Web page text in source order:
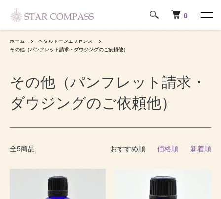
0
ホーム
ペタルトーンエッセンス
その他（パンフレット請求・ダウジングのご依頼他）
その他（パンフレット請求・
ダウジングのご依頼他）
全5商品 おすすめ順 価格順 新着順